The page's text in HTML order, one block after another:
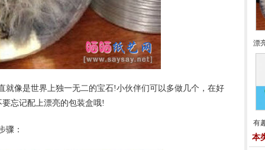
就像是世界上独一无二的宝石!小伙伴们可以多做几个，在好
忘记配上漂亮的包装盒哦!
骤：
漂
有
本